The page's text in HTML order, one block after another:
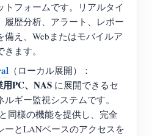
トフォームです。リアルタイ
履歴分析、アラート、レポー
備え、Webまたはモバイルア
ます。
（ローカル展開）：
PC、NAS に展開できるセ
ギー監視システムです。
同様の機能を提供し、完全
ーとLANベースのアクセスを